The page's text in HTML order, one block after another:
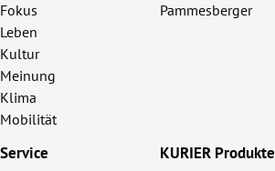
Fokus
Leben
Kultur
Meinung
Klima
Mobilität
Pammesberger
Service KURIER Produkte